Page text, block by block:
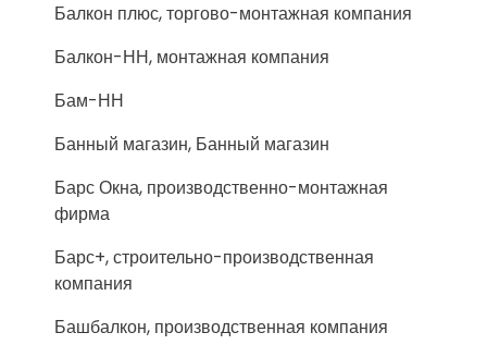
Балкон плюс, торгово-монтажная компания
Балкон-НН, монтажная компания
Бам-НН
Банный магазин, Банный магазин
Барс Окна, производственно-монтажная
фирма
Барс+, строительно-производственная
компания
Башбалкон, производственная компания